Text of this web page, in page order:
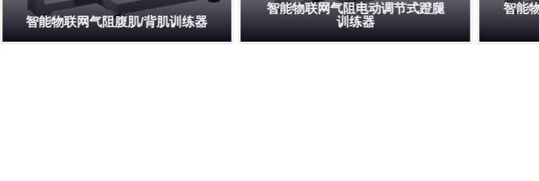
智能物联网气阻腹肌/背肌训练器
智能物联网气阻电动调节式蹬腿
训练器
智能